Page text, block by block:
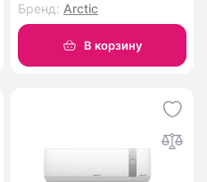
Бренд: Arctic
В корзину